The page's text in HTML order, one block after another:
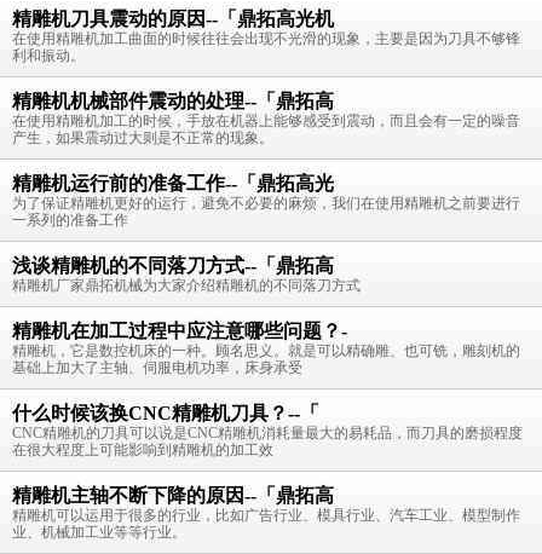
精雕机刀具震动的原因--「鼎拓高光机
在使用精雕机加工曲面的时候往往会出现不光滑的现象，主要是因为刀具不够锋
利和振动。
精雕机机械部件震动的处理--「鼎拓高
在使用精雕机加工的时候，手放在机器上能够感受到震动，而且会有一定的噪音
产生，如果震动过大则是不正常的现象。
精雕机运行前的准备工作--「鼎拓高光
为了保证精雕机更好的运行，避免不必要的麻烦，我们在使用精雕机之前要进行
一系列的准备工作
浅谈精雕机的不同落刀方式--「鼎拓高
精雕机厂家鼎拓机械为大家介绍精雕机的不同落刀方式
精雕机在加工过程中应注意哪些问题？-
精雕机，它是数控机床的一种。顾名思义。就是可以精确雕、也可铣，雕刻机的
基础上加大了主轴、伺服电机功率，床身承受
什么时候该换CNC精雕机刀具？--「
CNC精雕机的刀具可以说是CNC精雕机消耗量最大的易耗品，而刀具的磨损程度
在很大程度上可能影响到精雕机的加工效
精雕机主轴不断下降的原因--「鼎拓高
精雕机可以运用于很多的行业，比如广告行业、模具行业、汽车工业、模型制作
业、机械加工业等等行业。